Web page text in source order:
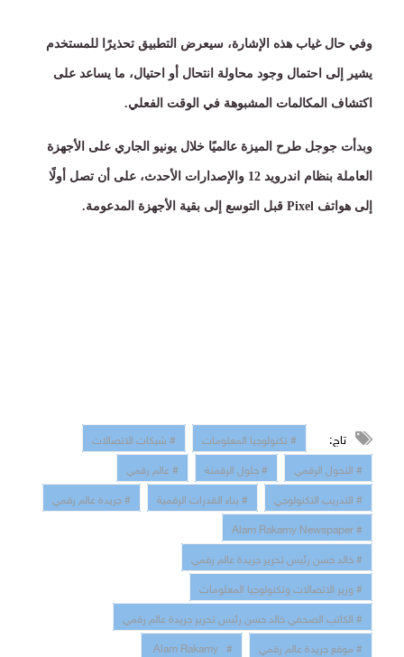
وفي حال غياب هذه الإشارة، سيعرض التطبيق تحذيرًا للمستخدم
يشير إلى احتمال وجود محاولة انتحال أو احتيال، ما يساعد على
اكتشاف المكالمات المشبوهة في الوقت الفعلي.
وبدأت جوجل طرح الميزة عالميًا خلال يونيو الجاري على الأجهزة
العاملة بنظام اندرويد 12 والإصدارات الأحدث، على أن تصل أولًا
إلى هواتف Pixel قبل التوسع إلى بقية الأجهزة المدعومة.
تاج: # تكنولوجيا المعلومات
# شبكات الاتصالات
# التحول الرقمي
# حلول الرقمنة
# عالم رقمي
# التدريب التكنولوجي
# بناء القدرات الرقمية
# جريدة عالم رقمي
# Alam Rakamy Newspaper
# خالد حسن رئيس تحرير جريدة عالم رقمي
# وزير الاتصالات وتكنولوجيا المعلومات
# الكاتب الصحفي خالد حسن رئيس تحرير جريدة عالم رقمي
# موقع جريدة عالم رقمي
# Alam Rakamy